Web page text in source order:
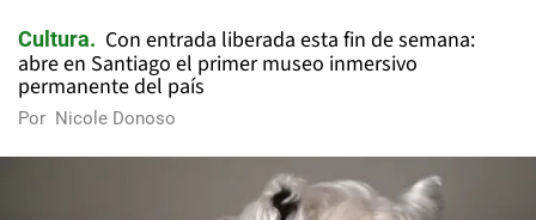
Cultura
Con entrada liberada esta fin de semana:
abre en Santiago el primer museo inmersivo
permanente del país
Por Nicole Donoso